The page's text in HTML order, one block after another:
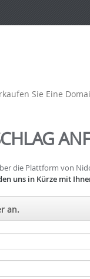
Sie Eine
die Plattform von
uns in Kürze mit
an.